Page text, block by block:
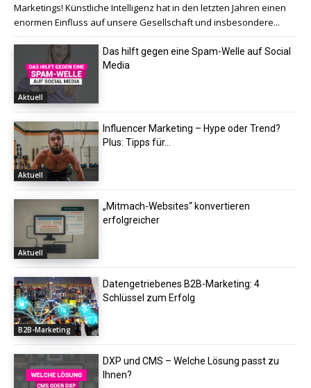
Marketings! Künstliche Intelligenz hat in den letzten Jahren einen
enormen Einfluss auf unsere Gesellschaft und insbesondere...
Aktuell
Das hilft gegen eine Spam-Welle auf Social
Media
Aktuell
Influencer Marketing – Hype oder Trend?
Plus: Tipps für...
Aktuell
„Mitmach-Websites“ konvertieren
erfolgreicher
B2B-Marketing
Datengetriebenes B2B-Marketing: 4
Schlüssel zum Erfolg
DXP und CMS – Welche Lösung passt zu
Ihnen?